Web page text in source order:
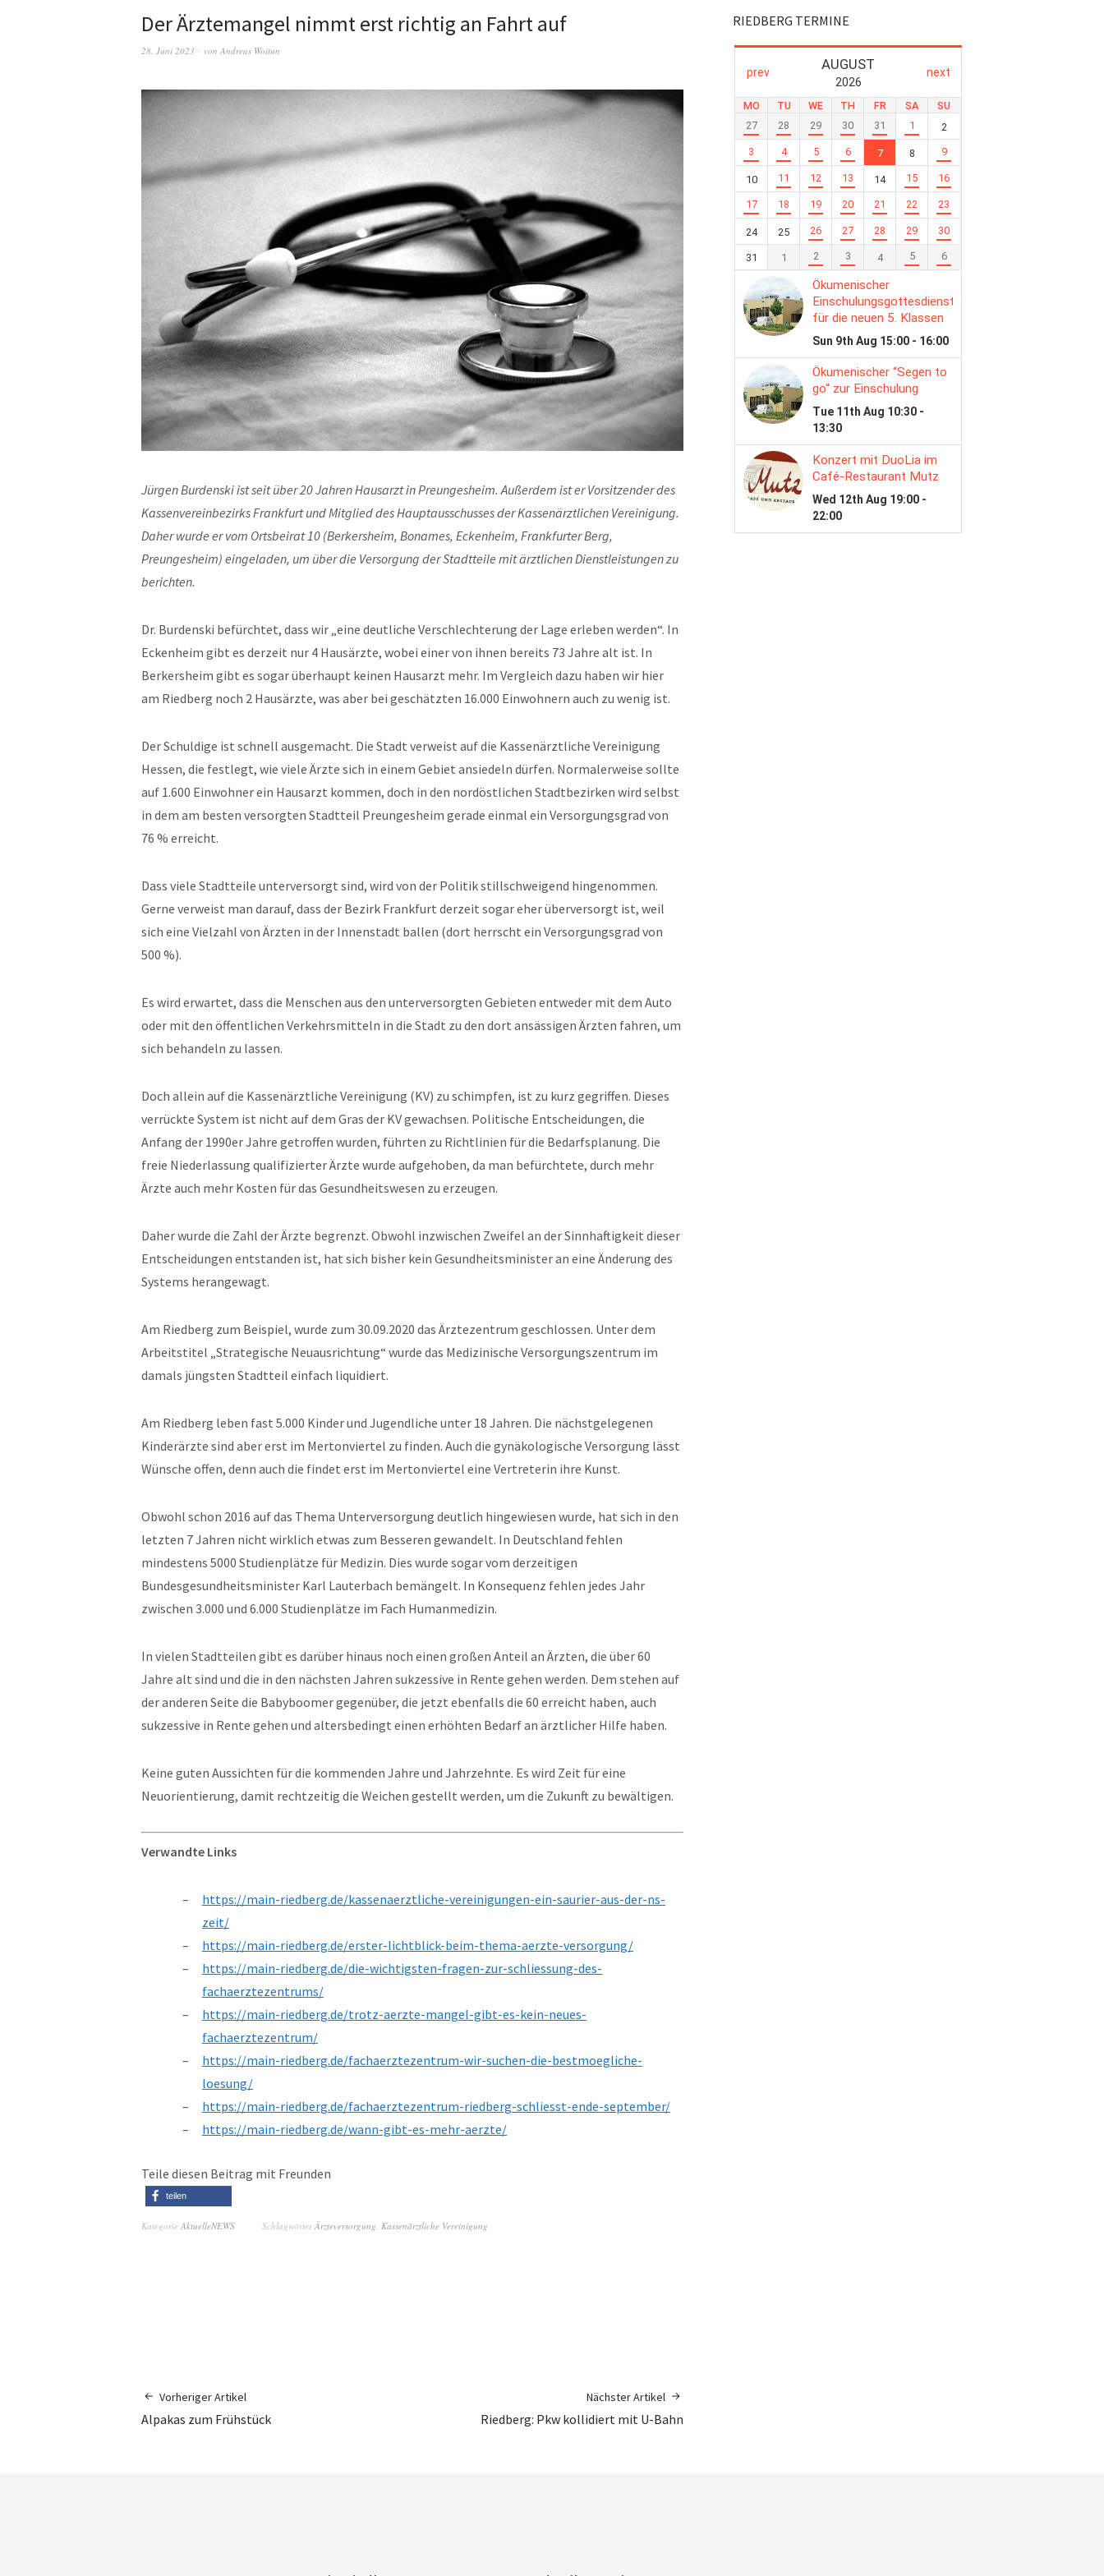
Der Ärztemangel nimmt erst richtig an Fahrt auf
28. Juni 2023 von Andreas Woitun
Jürgen Burdenski ist seit über 20 Jahren Hausarzt in Preungesheim. Außerdem ist er Vorsitzender des
Kassenvereinbezirks Frankfurt und Mitglied des Hauptausschusses der Kassenärztlichen Vereinigung.
Daher wurde er vom Ortsbeirat 10 (Berkersheim, Bonames, Eckenheim, Frankfurter Berg,
Preungesheim) eingeladen, um über die Versorgung der Stadtteile mit ärztlichen Dienstleistungen zu
berichten.
Dr. Burdenski befürchtet, dass wir „eine deutliche Verschlechterung der Lage erleben werden“. In
Eckenheim gibt es derzeit nur 4 Hausärzte, wobei einer von ihnen bereits 73 Jahre alt ist. In
Berkersheim gibt es sogar überhaupt keinen Hausarzt mehr. Im Vergleich dazu haben wir hier
am Riedberg noch 2 Hausärzte, was aber bei geschätzten 16.000 Einwohnern auch zu wenig ist.
Der Schuldige ist schnell ausgemacht. Die Stadt verweist auf die Kassenärztliche Vereinigung
Hessen, die festlegt, wie viele Ärzte sich in einem Gebiet ansiedeln dürfen. Normalerweise sollte
auf 1.600 Einwohner ein Hausarzt kommen, doch in den nordöstlichen Stadtbezirken wird selbst
in dem am besten versorgten Stadtteil Preungesheim gerade einmal ein Versorgungsgrad von
76 % erreicht.
Dass viele Stadtteile unterversorgt sind, wird von der Politik stillschweigend hingenommen.
Gerne verweist man darauf, dass der Bezirk Frankfurt derzeit sogar eher überversorgt ist, weil
sich eine Vielzahl von Ärzten in der Innenstadt ballen (dort herrscht ein Versorgungsgrad von
500 %).
Es wird erwartet, dass die Menschen aus den unterversorgten Gebieten entweder mit dem Auto
oder mit den öffentlichen Verkehrsmitteln in die Stadt zu den dort ansässigen Ärzten fahren, um
sich behandeln zu lassen.
Doch allein auf die Kassenärztliche Vereinigung (KV) zu schimpfen, ist zu kurz gegriffen. Dieses
verrückte System ist nicht auf dem Gras der KV gewachsen. Politische Entscheidungen, die
Anfang der 1990er Jahre getroffen wurden, führten zu Richtlinien für die Bedarfsplanung. Die
freie Niederlassung qualifizierter Ärzte wurde aufgehoben, da man befürchtete, durch mehr
Ärzte auch mehr Kosten für das Gesundheitswesen zu erzeugen.
Daher wurde die Zahl der Ärzte begrenzt. Obwohl inzwischen Zweifel an der Sinnhaftigkeit dieser
Entscheidungen entstanden ist, hat sich bisher kein Gesundheitsminister an eine Änderung des
Systems herangewagt.
Am Riedberg zum Beispiel, wurde zum 30.09.2020 das Ärztezentrum geschlossen. Unter dem
Arbeitstitel „Strategische Neuausrichtung“ wurde das Medizinische Versorgungszentrum im
damals jüngsten Stadtteil einfach liquidiert.
Am Riedberg leben fast 5.000 Kinder und Jugendliche unter 18 Jahren. Die nächstgelegenen
Kinderärzte sind aber erst im Mertonviertel zu finden. Auch die gynäkologische Versorgung lässt
Wünsche offen, denn auch die findet erst im Mertonviertel eine Vertreterin ihre Kunst.
Obwohl schon 2016 auf das Thema Unterversorgung deutlich hingewiesen wurde, hat sich in den
letzten 7 Jahren nicht wirklich etwas zum Besseren gewandelt. In Deutschland fehlen
mindestens 5000 Studienplätze für Medizin. Dies wurde sogar vom derzeitigen
Bundesgesundheitsminister Karl Lauterbach bemängelt. In Konsequenz fehlen jedes Jahr
zwischen 3.000 und 6.000 Studienplätze im Fach Humanmedizin.
In vielen Stadtteilen gibt es darüber hinaus noch einen großen Anteil an Ärzten, die über 60
Jahre alt sind und die in den nächsten Jahren sukzessive in Rente gehen werden. Dem stehen auf
der anderen Seite die Babyboomer gegenüber, die jetzt ebenfalls die 60 erreicht haben, auch
sukzessive in Rente gehen und altersbedingt einen erhöhten Bedarf an ärztlicher Hilfe haben.
Keine guten Aussichten für die kommenden Jahre und Jahrzehnte. Es wird Zeit für eine
Neuorientierung, damit rechtzeitig die Weichen gestellt werden, um die Zukunft zu bewältigen.
Verwandte Links
https://main-riedberg.de/kassenaerztliche-vereinigungen-ein-saurier-aus-der-ns-
zeit/
https://main-riedberg.de/erster-lichtblick-beim-thema-aerzte-versorgung/
https://main-riedberg.de/die-wichtigsten-fragen-zur-schliessung-des-
fachaerztezentrums/
https://main-riedberg.de/trotz-aerzte-mangel-gibt-es-kein-neues-
fachaerztezentrum/
https://main-riedberg.de/fachaerztezentrum-wir-suchen-die-bestmoegliche-
loesung/
https://main-riedberg.de/fachaerztezentrum-riedberg-schliesst-ende-september/
https://main-riedberg.de/wann-gibt-es-mehr-aerzte/
Teile diesen Beitrag mit Freunden
teilen
Kategorie AktuelleNEWS SchlagwörterÄrzteversorgung, Kassenärztliche Vereinigung
Vorheriger Artikel
Alpakas zum Frühstück
Nächster Artikel
Riedberg: Pkw kollidiert mit U-Bahn
RIEDBERG TERMINE